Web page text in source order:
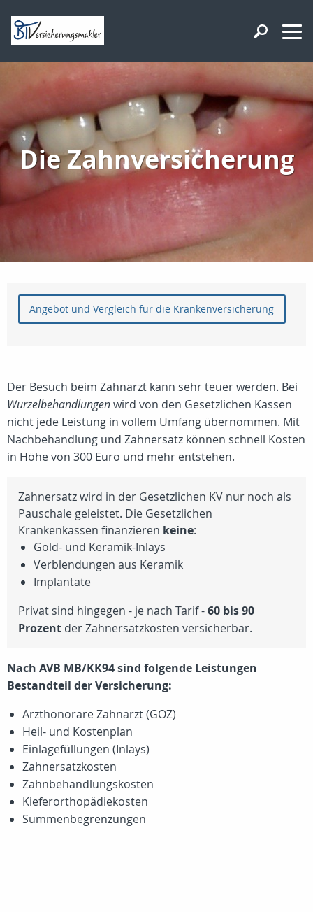
Die Zahnversicherung
Angebot und Vergleich für die Krankenversicherung
Der Besuch beim Zahnarzt kann sehr teuer werden. Bei
Wurzelbehandlungenwird von den Gesetzlichen Kassen
nicht jede Leistung in vollem Umfang übernommen. Mit
Nachbehandlung und Zahnersatz können schnell Kosten
in Höhe von 300 Euro und mehr entstehen.
Zahnersatz wird in der Gesetzlichen KV nur noch als
Pauschale geleistet. Die Gesetzlichen
Krankenkassen finanzieren keine:
Gold- und Keramik-Inlays
Verblendungen aus Keramik
Implantate
Privat sind hingegen - je nach Tarif -60 bis 90
Prozent der Zahnersatzkosten versicherbar.
Nach AVB MB/KK94 sind folgende Leistungen
Bestandteil der Versicherung:
Arzthonorare Zahnarzt (GOZ)
Heil- und Kostenplan
Einlagefüllungen (Inlays)
Zahnersatzkosten
Zahnbehandlungskosten
Kieferorthopädiekosten
Summenbegrenzungen